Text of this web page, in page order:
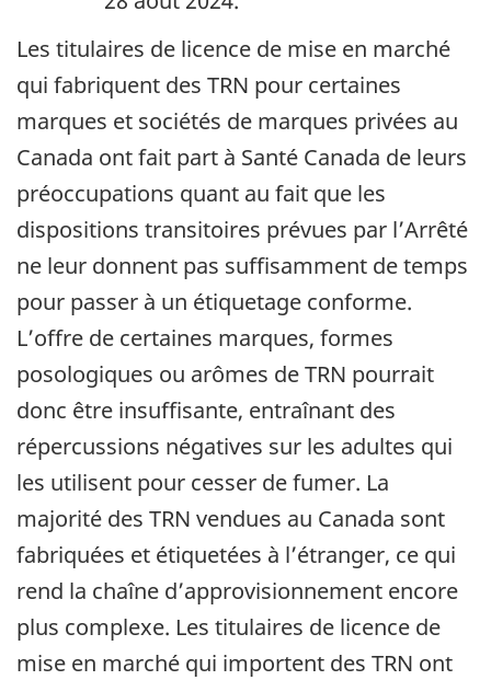
Les titulaires de licence de mise en marché
qui fabriquent des TRN pour certaines
marques et sociétés de marques privées au
Canada ont fait part à Santé Canada de leurs
préoccupations quant au fait que les
dispositions transitoires prévues par l’Arrêté
ne leur donnent pas suffisamment de temps
pour passer à un étiquetage conforme.
L’offre de certaines marques, formes
posologiques ou arômes de TRN pourrait
donc être insuffisante, entraînant des
répercussions négatives sur les adultes qui
les utilisent pour cesser de fumer. La
majorité des TRN vendues au Canada sont
fabriquées et étiquetées à l’étranger, ce qui
rend la chaîne d’approvisionnement encore
plus complexe. Les titulaires de licence de
mise en marché qui importent des TRN ont